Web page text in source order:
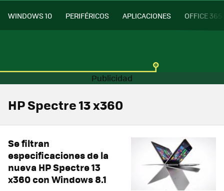
WINDOWS 10 PERIFÉRICOS APLICACIONES OFFICE 365
HP Spectre 13 x360
Se filtran
especificaciones de la
nueva HP Spectre 13
x360 con Windows 8.1